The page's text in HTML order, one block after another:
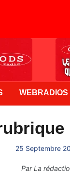
WEBRADIOS
25 Septembre
ParLa